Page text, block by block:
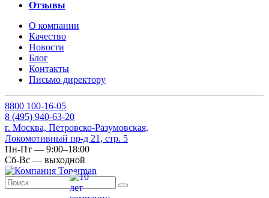
Отзывы
О компании
Качество
Новости
Блог
Контакты
Письмо директору
8800 100-16-05
8 (495) 940-63-20
г. Москва, Петровско-Разумовская,
Локомотивный пр-д 21, стр. 5
Пн-Пт — 9:00–18:00
Сб-Вс — выходной